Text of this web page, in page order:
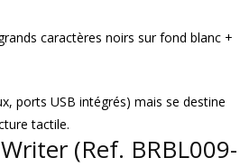
caractères noirs sur fond blanc +
ports USB intégrés) mais se destine
tactile.
(Ref. BRBL009-